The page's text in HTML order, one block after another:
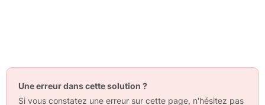
Une erreur dans cette solution ?
Si vous constatez une erreur sur cette page, n'hésitez pas